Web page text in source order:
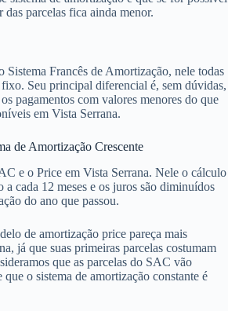
parcelas fica ainda menor.
Sistema Francês de Amortização, nele todas
Seu principal diferencial é, sem dúvidas,
pagamentos com valores menores do que
em Vista Serrana.
de Amortização Crescente
e o Price em Vista Serrana. Nele o cálculo
a cada 12 meses e os juros são diminuídos
do ano que passou.
de amortização price pareça mais
já que suas primeiras parcelas costumam
que as parcelas do SAC vão
o sistema de amortização constante é